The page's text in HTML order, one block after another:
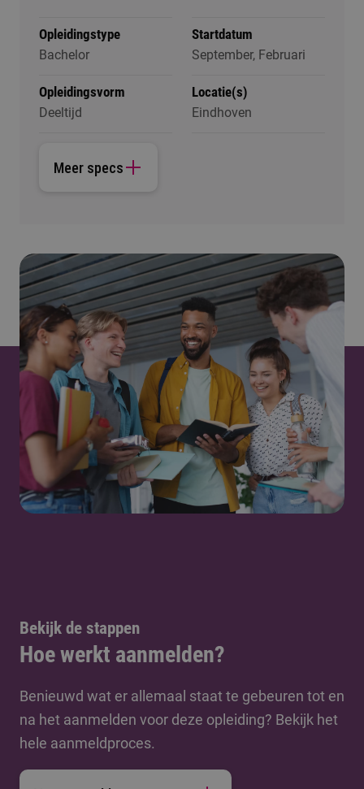
Opleidingstype
Bachelor
Startdatum
September, Februari
Opleidingsvorm
Deeltijd
Locatie(s)
Eindhoven
Meer specs
Bekijk de stappen
Hoe werkt aanmelden?
Benieuwd wat er allemaal staat te gebeuren tot en
na het aanmelden voor deze opleiding? Bekijk het
hele aanmeldproces.